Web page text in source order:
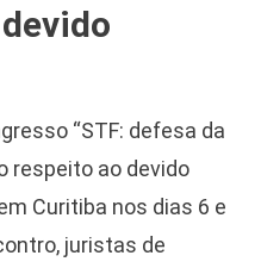
“STF: defesa da
respeito ao devido
Curitiba nos dias 6 e
juristas de